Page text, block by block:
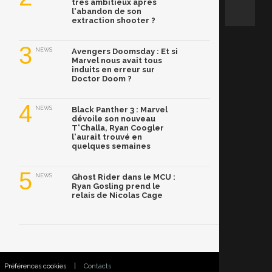
très ambitieux après
l'abandon de son
extraction shooter ?
3 NEWS
Avengers Doomsday : Et si
Marvel nous avait tous
induits en erreur sur
Doctor Doom ?
4 NEWS
Black Panther 3 : Marvel
dévoile son nouveau
T'Challa, Ryan Coogler
l'aurait trouvé en
quelques semaines
5 NEWS
Ghost Rider dans le MCU :
Ryan Gosling prend le
relais de Nicolas Cage
Préférences cookies Contacts